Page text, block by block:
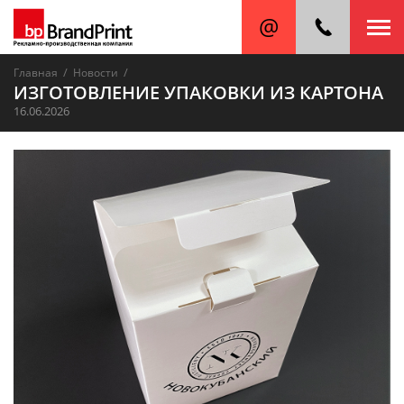
Главная / Новости /
ИЗГОТОВЛЕНИЕ УПАКОВКИ ИЗ КАРТОНА
16.06.2026